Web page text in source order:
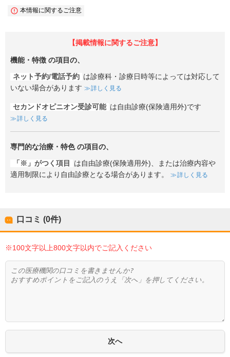
本情報に関するご注意
【掲載情報に関するご注意】
機能・特徴 の項目の、
ネット予約/電話予約 は診療科・診療日時等によっては対応して
いない場合があります
詳しく見る
セカンドオピニオン受診可能 は自由診療(保険適用外)です
詳しく見る
専門的な治療・特色の項目の、
「※」がつく項目
は自由診療(保険適用外)、または治療内容や
適用制限により自由診療となる場合があります。
詳しく見る
口コミ (0件)
※100文字以上800文字以内でご記入ください